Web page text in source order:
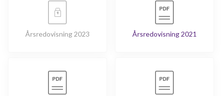
Årsredovisning 2023 Årsredovisning 2021